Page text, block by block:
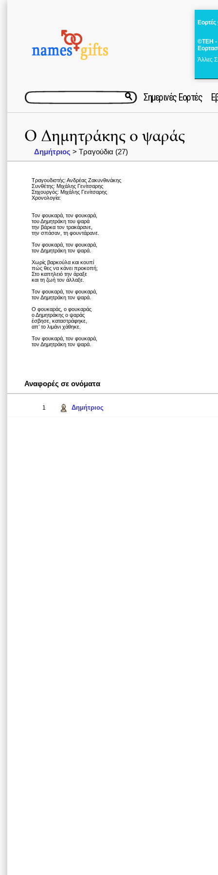
Εορτές
©ΤΕΗ -
Άλλες
Σημερινές Εορτές
Ο Δημητράκης ο ψαράς
Δημήτριος > Τραγούδια (27)
Τραγουδιστής: Ανδρέας Ζακυνθινάκης
Συνθέτης: Μιχάλης Γενίτσαρης
Στιχουργός: Μιχάλης Γενίτσαρης
Χρονολογία:
Τον φουκαρά, τον φουκαρά,
του Δημητράκη του ψαρά
την βάρκα τον τρακάρανε,
την σπάσαν, τη φουντάρανε.
Τον φουκαρά, τον φουκαρά,
τον Δημητράκη τον ψαρά.
Χωρίς βαρκούλα και κουπί
πώς θες να κάνει προκοπή;
Στο καπηλειό την άραξε
και τη ζωή τον άλλαξε.
Τον φουκαρά, τον φουκαρά,
τον Δημητράκη τον ψαρά.
Ο φουκαράς, ο φουκαράς
ο Δημητράκης ο ψαράς
έσβησε, καταστράφηκε,
απ’ το λιμάνι χάθηκε.
Τον φουκαρά, τον φουκαρά,
τον Δημητράκη τον ψαρά.
Αναφορές σε ονόματα
1 Δημήτριος